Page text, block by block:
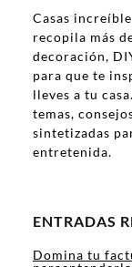
Casas
recopila más
decoración,
para que te
lleves a tu
temas,
sintetizadas
entretenida.
ENTRADAS
Domina tu